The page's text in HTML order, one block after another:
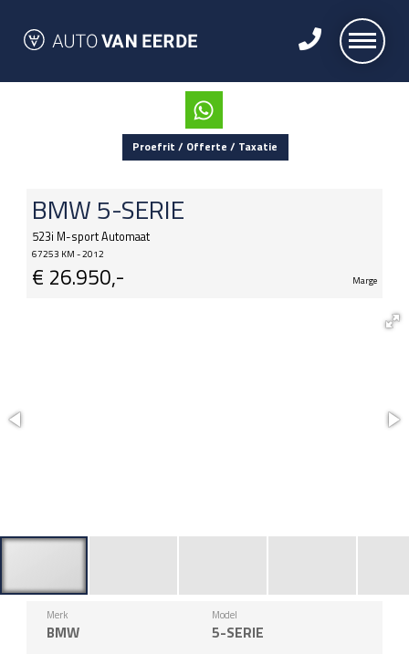
Proefrit / Offerte / Taxatie
BMW5-SERIE
523i M-sport Automaat
67253 KM - 2012
€ 26.950,- Marge
Merk
BMW
Model
5-SERIE